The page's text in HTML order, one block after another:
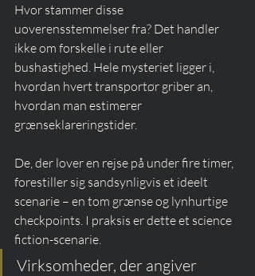
Hvor stammer disse
uoverensstemmelser fra? Det handler
ikke om forskelle i rute eller
bushastighed. Hele mysteriet ligger i,
hvordan hvert transportør griber an,
hvordan man estimerer
grænseklareringstider.
De, der lover en rejse på under fire timer,
forestiller sig sandsynligvis et ideelt
scenarie – en tom grænse og lynhurtige
checkpoints. I praksis er dette et science
fiction-scenarie.
Virksomheder, der angiver